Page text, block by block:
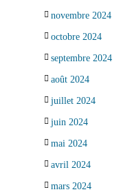
novembre 2024
octobre 2024
septembre 2024
août 2024
juillet 2024
juin 2024
mai 2024
avril 2024
mars 2024